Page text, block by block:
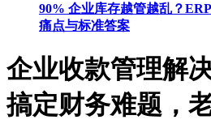
90% 企业库存越管越乱？
痛点与标准答案
企业收款管理解
搞定财务难题，